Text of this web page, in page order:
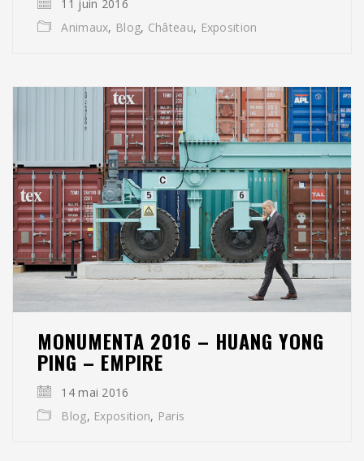
11 juin 2016
Animaux, Blog, Château, Exposition
MONUMENTA 2016 – HUANG YONG
PING – EMPIRE
14 mai 2016
Blog, Exposition, Paris